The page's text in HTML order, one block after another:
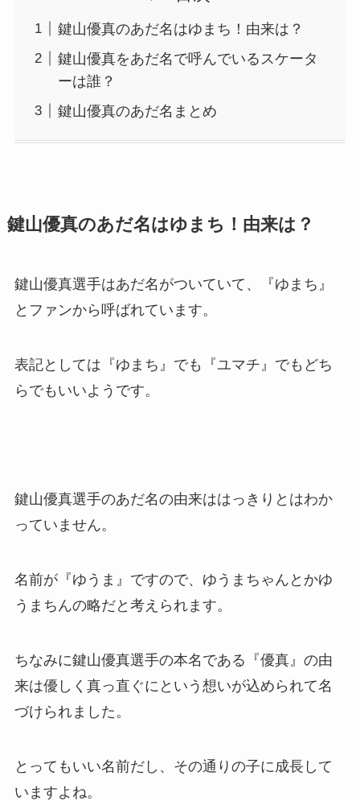
鍵山優真のあだ名はゆまち！由来は？
鍵山優真をあだ名で呼んでいるスケータ
ーは誰？
鍵山優真のあだ名まとめ
鍵山優真のあだ名はゆまち！由来は？
鍵山優真選手はあだ名がついていて、『ゆまち』
とファンから呼ばれています。
表記としては『ゆまち』でも『ユマチ』でもどち
らでもいいようです。
鍵山優真選手のあだ名の由来ははっきりとはわか
っていません。
名前が『ゆうま』ですので、ゆうまちゃんとかゆ
うまちんの略だと考えられます。
ちなみに鍵山優真選手の本名である『優真』の由
来は優しく真っ直ぐにという想いが込められて名
づけられました。
とってもいい名前だし、その通りの子に成長して
いますよね。